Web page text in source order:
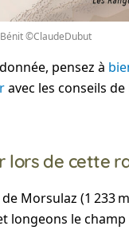
©ClaudeDubut
pensez à
avec les conseils
lors de cette
Morsulaz (1 233
longeons le